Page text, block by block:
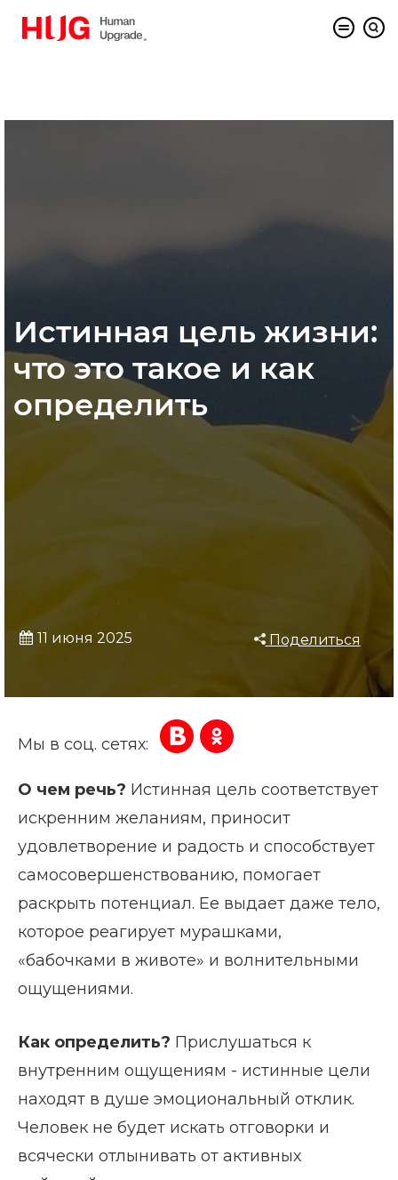
Истинная цель жизни:
что это такое и как
определить
11 июня 2025 Поделиться
Мы в соц. сетях:
О чем речь? Истинная цель соответствует
искренним желаниям, приносит
удовлетворение и радость и способствует
самосовершенствованию, помогает
раскрыть потенциал. Ее выдает даже тело,
которое реагирует мурашками,
«бабочками в животе» и волнительными
ощущениями.
Как определить? Прислушаться к
внутренним ощущениям - истинные цели
находят в душе эмоциональный отклик.
Человек не будет искать отговорки и
всячески отлынивать от активных